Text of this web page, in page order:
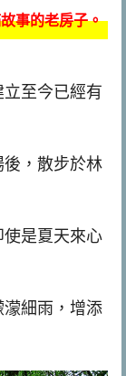
至今已經有
，散步於林
是夏天來心
細雨，增添